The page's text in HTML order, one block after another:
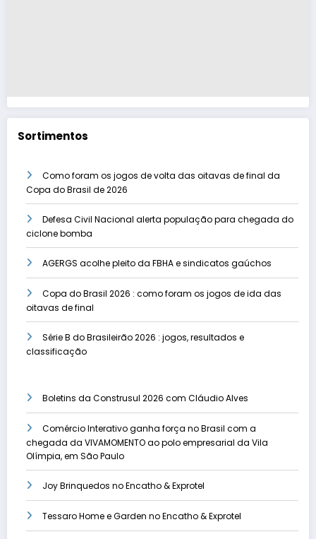
Sortimentos
Como foram os jogos de volta das oitavas de final da
Copa do Brasil de 2026
Defesa Civil Nacional alerta população para chegada do
ciclone bomba
AGERGS acolhe pleito da FBHA e sindicatos gaúchos
Copa do Brasil 2026 : como foram os jogos de ida das
oitavas de final
Série B do Brasileirão 2026 : jogos, resultados e
classificação
Boletins da Construsul 2026 com Cláudio Alves
Comércio Interativo ganha força no Brasil com a
chegada da VIVAMOMENTO ao polo empresarial da Vila
Olímpia, em São Paulo
Joy Brinquedos no Encatho & Exprotel
Tessaro Home e Garden no Encatho & Exprotel